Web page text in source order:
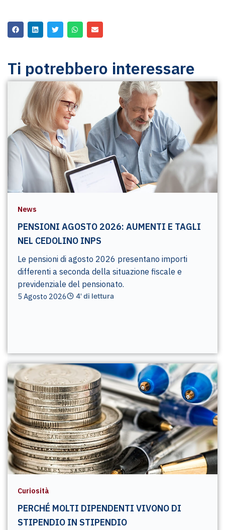
Ti potrebbero interessare
News
PENSIONI AGOSTO 2026: AUMENTI E TAGLI
NEL CEDOLINO INPS
Le pensioni di agosto 2026 presentano importi
differenti a seconda della situazione fiscale e
previdenziale del pensionato.
5 Agosto 2026 4' di lettura
Curiosità
PERCHÉ MOLTI DIPENDENTI VIVONO DI
STIPENDIO IN STIPENDIO